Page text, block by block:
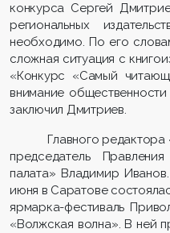
конкурса Сергей
региональных
необходимо. По его
сложная ситуация с
«Конкурс «Самый
внимание
заключил Дмитриев.
Главного
председатель
палата» Владимир
июня в Саратове
ярмарка-фестиваль
«Волжская волна». В ней